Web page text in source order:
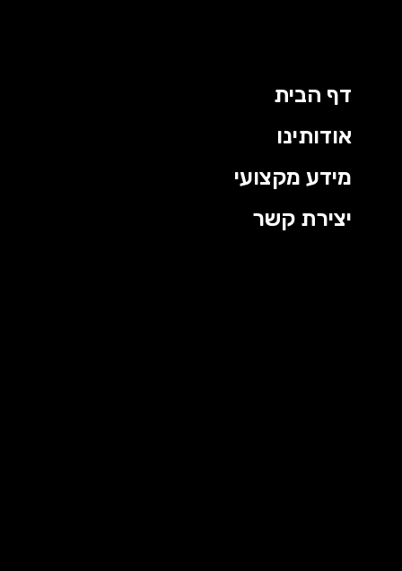
דף הבית
אודותינו
מידע מקצועי
יצירת קשר